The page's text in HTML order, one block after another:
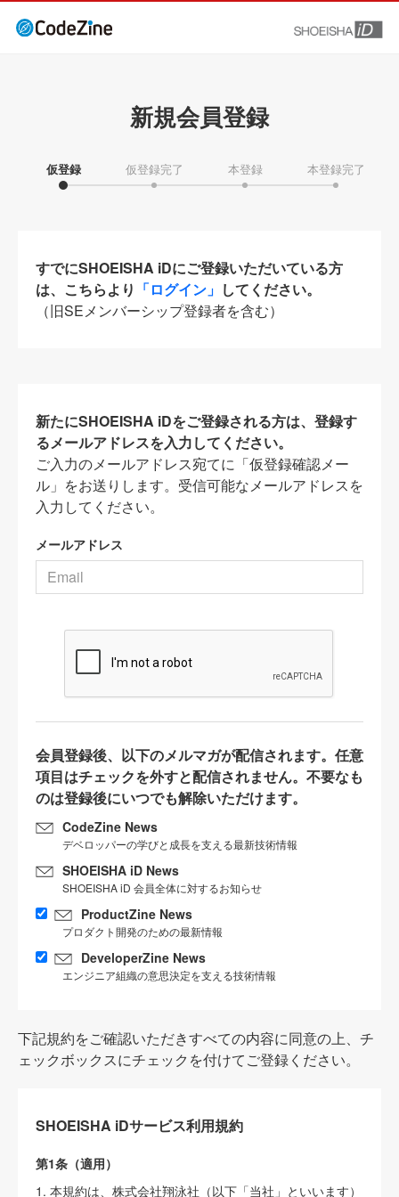
新規会員登録
仮登録 仮登録完了 本登録 本登録完了
すでにSHOEISHA iDにご登録いただいている方
は、こちらより 「ログイン」 してください。
（旧SEメンバーシップ登録者を含む）
新たにSHOEISHA iDをご登録される方は、登録す
るメールアドレスを入力してください。
ご入力のメールアドレス宛てに「仮登録確認メー
ル」をお送りします。受信可能なメールアドレスを
入力してください。
メールアドレス
会員登録後、以下のメルマガが配信されます。任意
項目はチェックを外すと配信されません。不要なも
のは登録後にいつでも解除いただけます。
CodeZine News
デベロッパーの学びと成長を支える最新技術情報
SHOEISHA iD News
SHOEISHA iD 会員全体に対するお知らせ
ProductZine News
プロダクト開発のための最新情報
DeveloperZine News
エンジニア組織の意思決定を支える技術情報
下記規約をご確認いただきすべての内容に同意の上、チ
ェックボックスにチェックを付けてご登録ください。
SHOEISHA iDサービス利用規約
第1条（適用）
1. 本規約は、株式会社翔泳社（以下「当社」といいます）